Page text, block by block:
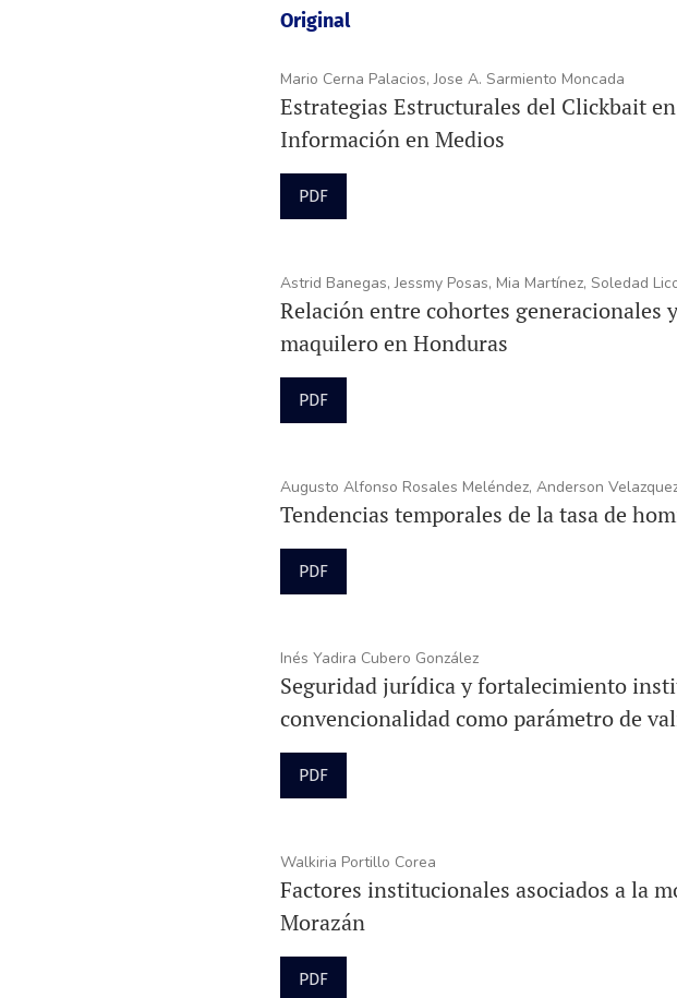
Original
Mario Cerna Palacios, Jose A. Sarmiento Moncada
Estrategias Estructurales del Clickbait
Información en Medios
PDF
Astrid Banegas, Jessmy Posas, Mia Martínez, Soledad
Relación entre cohortes generacionales
maquilero en Honduras
PDF
Augusto Alfonso Rosales Meléndez, Anderson
Tendencias temporales de la tasa de
PDF
Inés Yadira Cubero González
Seguridad jurídica y fortalecimiento
convencionalidad como parámetro de
PDF
Walkiria Portillo Corea
Factores institucionales asociados a la
Morazán
PDF